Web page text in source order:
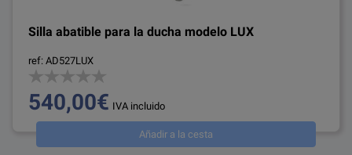
Silla abatible para la ducha modelo LUX
ref: AD527LUX
540,00€ IVA incluido
Añadir a la cesta